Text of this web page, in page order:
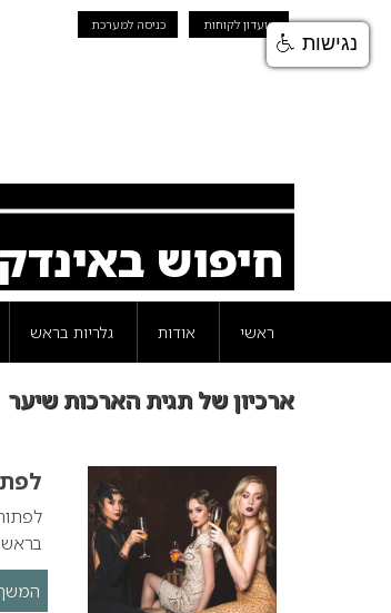
מועדון לקוחות כניסה למערכת
חיפוש
ראשי אודות גלריות בראש
ארכיון של תגית הארכות שיער
בראש
נגישות